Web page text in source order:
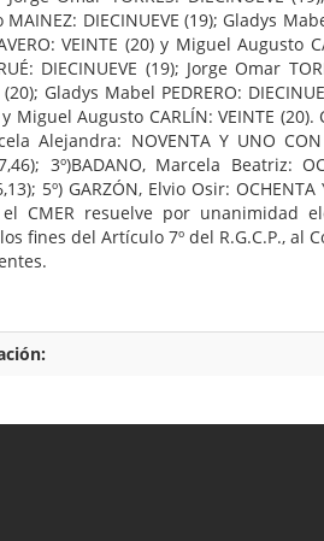
DIECINUEVE (19); Gladys
VEINTE (20) y Miguel Augusto
DIECINUEVE (19); Jorge Omar
(20); Gladys Mabel PEDRERO:
y Miguel Augusto CARLÍN: VEINTE
Alejandra: NOVENTA Y UNO
3º)BADANO, Marcela Beatriz:
5º) GARZÓN, Elvio Osir:
el CMER resuelve por unanimidad
fines del Artículo 7º del R.G.C.P., al